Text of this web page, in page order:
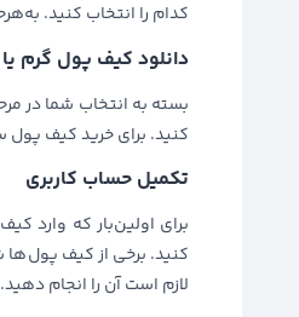
کدام را انتخاب کنید.
دانلود کیف پول گرم
بسته به انتخاب شما در
کنید. برای خرید کیف پول
تکمیل حساب کاربری
برای اولین‌بار که وارد
کنید. برخی از کیف پول‌ها
لازم است آن را انجام